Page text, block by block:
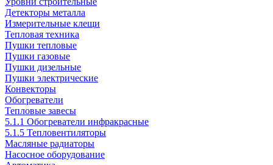
Детекторы металла
Измерительные клещи
Тепловая техника
Пушки тепловые
Пушки газовые
Пушки дизельные
Пушки электрические
Конвекторы
Обогреватели
Тепловые завесы
5.1.1 Обогреватели инфракрасные
5.1.5 Тепловентиляторы
Масляные радиаторы
Насосное оборудование